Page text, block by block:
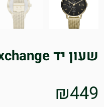
שעון יד Armani Exchange
₪449